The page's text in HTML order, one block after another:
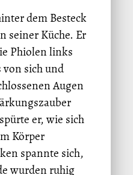
dem Besteck
seiner Küche. Er
Phiolen links
von sich und
Augen
er, wie sich
Körper
spannte sich,
wurden ruhig